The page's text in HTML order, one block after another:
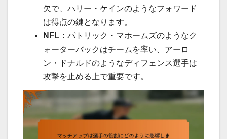
欠で、ハリー・ケインのようなフォワード
は得点の鍵となります。
NFL： パトリック・マホームズのようなク
ォーターバックはチームを率い、アーロ
ン・ドナルドのようなディフェンス選手は
攻撃を止める上で重要です。